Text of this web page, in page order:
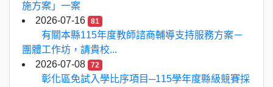
施方案」一案
2026-07-16
81
有關本縣115年度教師諮商輔導支持服務方案－
團體工作坊，請貴校...
2026-07-08
72
彰化區免試入學比序項目─115學年度縣級競賽採